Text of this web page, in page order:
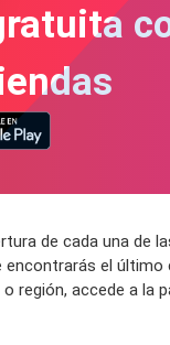
de cada una de
el
accede a la